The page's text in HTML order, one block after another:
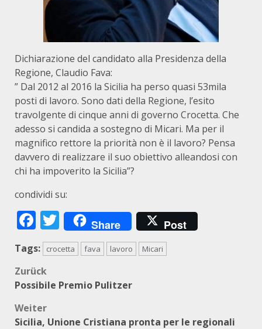
Dichiarazione del candidato alla Presidenza della
Regione, Claudio Fava:
” Dal 2012 al 2016 la Sicilia ha perso quasi 53mila
posti di lavoro. Sono dati della Regione, l’esito
travolgente di cinque anni di governo Crocetta. Che
adesso si candida a sostegno di Micari. Ma per il
magnifico rettore la priorità non è il lavoro? Pensa
davvero di realizzare il suo obiettivo alleandosi con
chi ha impoverito la Sicilia”?
condividi su:
Facebook
Twitter
Share Post
Tags: crocetta fava lavoro Micari
Beitragsnavigation
Zurück
Possibile Premio Pulitzer
Weiter
Sicilia, Unione Cristiana pronta per le regionali